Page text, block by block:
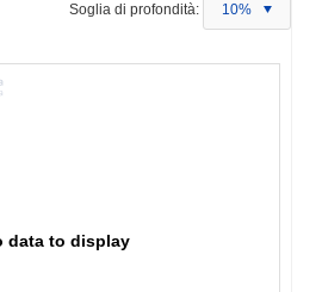
Soglia di profondità: 10%
data to display